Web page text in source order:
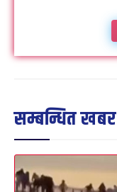
सम्बन्धित खबर